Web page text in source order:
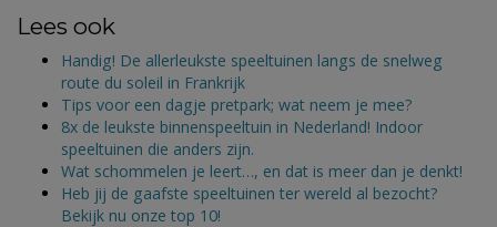
Lees ook
Handig! De allerleukste speeltuinen langs de snelweg
route du soleil in Frankrijk
Tips voor een dagje pretpark; wat neem je mee?
8x de leukste binnenspeeltuin in Nederland! Indoor
speeltuinen die anders zijn.
Wat schommelen je leert…, en dat is meer dan je denkt!
Heb jij de gaafste speeltuinen ter wereld al bezocht?
Bekijk nu onze top 10!